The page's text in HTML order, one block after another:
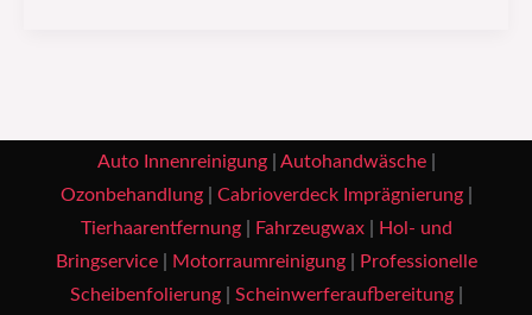
Auto Innenreinigung| Autohandwäsche|
Ozonbehandlung| Cabrioverdeck Imprägnierung|
Tierhaarentfernung| Fahrzeugwax|
Hol- und
Bringservice| Motorraumreinigung|
Professionelle
Scheibenfolierung| Scheinwerferaufbereitung|